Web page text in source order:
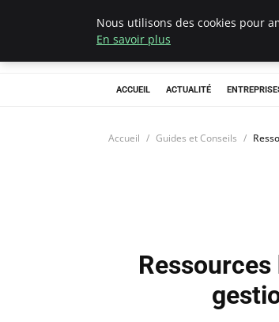
Chasseur
ACCUEIL ACTUALITÉ
Accueil Guides et Conseils
Nous utilisons des cookies pour
En savoir plus